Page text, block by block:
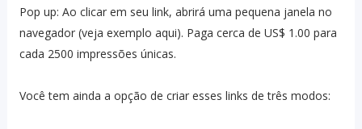
Pop up: Ao clicar em seu link, abrirá uma pequena janela no
navegador (veja exemplo aqui). Paga cerca de US$ 1.00 para
cada 2500 impressões únicas.
Você tem ainda a opção de criar esses links de três modos: